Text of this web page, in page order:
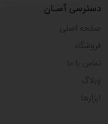
دسترسی آسـان